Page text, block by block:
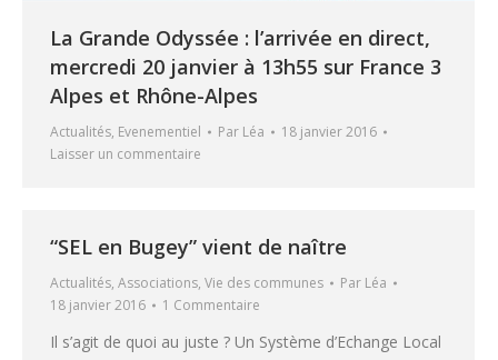
La Grande Odyssée : l’arrivée en direct,
mercredi 20 janvier à 13h55 sur France 3
Alpes et Rhône-Alpes
Actualités, Evenementiel Par Léa
18 janvier 2016
Laisser un commentaire
“SEL en Bugey” vient de naître
Actualités, Associations, Vie des communes Par Léa
18 janvier 2016
1 Commentaire
Il s’agit de quoi au juste ? Un Système d’Echange Local